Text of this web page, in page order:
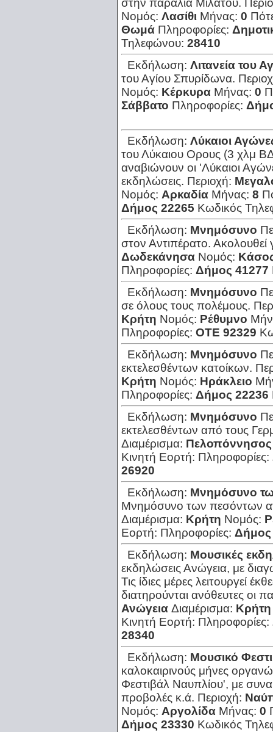
στην παραλία Μιλάτου.
Νομός: Λασίθι Μήνας: 0
Θωμά Πληροφορίες:
Τηλεφώνου: 28410
Εκδήλωση: Λιτανεία του
του Αγίου Σπυρίδωνα.
Νομός: Κέρκυρα Μήνας: 0
Σάββατο Πληροφορίες:
Εκδήλωση: Λύκαιοι
του Λύκαιου Ορους (3 χλμ
αναβιώνουν οι 'Λύκαιοι
εκδηλώσεις. Περιοχή:
Νομός: Αρκαδία Μήνας: 8
Δήμος 22265 Κωδικός
Εκδήλωση: Μνημόσυνο
στον Αντιπέρατο. Ακολουθεί
Δωδεκάνησα Νομός:
Πληροφορίες: Δήμος 41277
Εκδήλωση: Μνημόσυνο
σε όλους τους πολέμους.
Κρήτη Νομός: Ρέθυμνο
Πληροφορίες: ΟΤΕ 92329
Εκδήλωση: Μνημόσυνο
εκτελεσθέντων κατοίκων.
Κρήτη Νομός: Ηράκλειο
Πληροφορίες: Δήμος 22236
Εκδήλωση: Μνημόσυνο
εκτελεσθέντων από τους
Διαμέρισμα: Πελοπόννησος
Κινητή Εορτή: Πληροφορίες:
26920
Εκδήλωση: Μνημόσυνο
Μνημόσυνο των πεσόντων
Διαμέρισμα: Κρήτη Νομός:
Εορτή: Πληροφορίες: Δήμος
Εκδήλωση: Μουσικές
εκδηλώσεις Ανώγεια, με
Τις ίδιες μέρες λειτουργεί
διατηρούνται ανόθευτες οι
Ανώγεια Διαμέρισμα: Κρήτη
Κινητή Εορτή: Πληροφορίες:
28340
Εκδήλωση: Μουσικό
καλοκαιρινούς μήνες
Φεστιβάλ Ναυπλίου', με
προβολές κ.ά. Περιοχή:
Νομός: Αργολίδα Μήνας: 0
Δήμος 23330 Κωδικός